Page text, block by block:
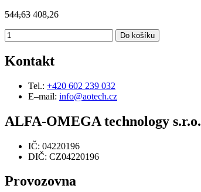
544,63 408,26
Do košíku
Kontakt
Tel.: +420 602 239 032
E–mail: info@aotech.cz
ALFA-OMEGA technology s.r.o.
IČ: 04220196
DIČ: CZ04220196
Provozovna